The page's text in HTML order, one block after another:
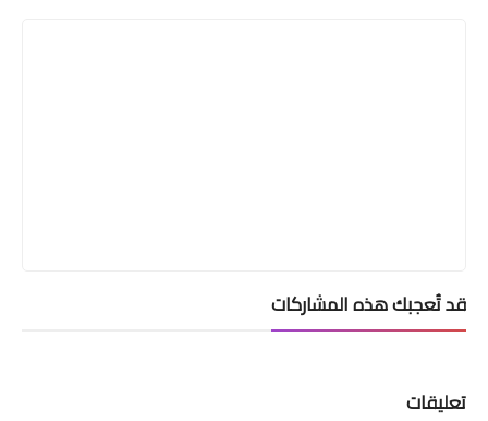
قد تُعجبك هذه المشاركات
تعليقات